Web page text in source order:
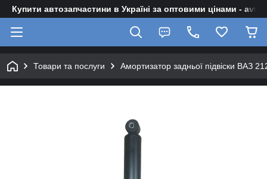
Купити автозапчастини в Україні за оптовими цінами -
Товари та послуги Амортизатор задньої підвіски ВАЗ